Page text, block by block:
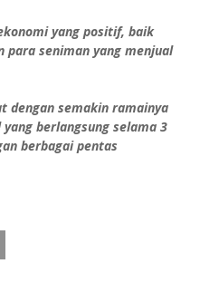
yang positif, baik
para seniman yang menjual
dengan semakin ramainya
berlangsung selama 3
berbagai pentas